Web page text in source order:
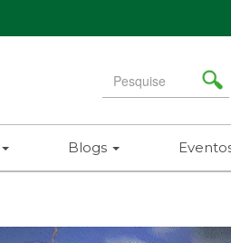
Search
for
Blogs